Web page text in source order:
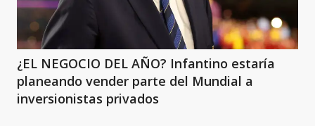
¿EL NEGOCIO DEL AÑO? Infantino estaría
planeando vender parte del Mundial a
inversionistas privados